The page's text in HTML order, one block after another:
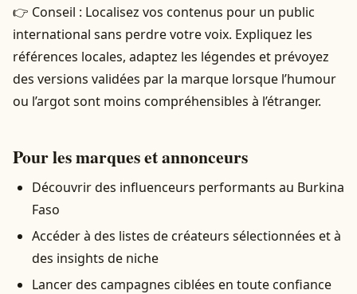
👉 Conseil : Localisez vos contenus pour un public
international sans perdre votre voix. Expliquez les
références locales, adaptez les légendes et prévoyez
des versions validées par la marque lorsque l’humour
ou l’argot sont moins compréhensibles à l’étranger.
Pour les marques et annonceurs
Découvrir des influenceurs performants au Burkina
Faso
Accéder à des listes de créateurs sélectionnées et à
des insights de niche
Lancer des campagnes ciblées en toute confiance